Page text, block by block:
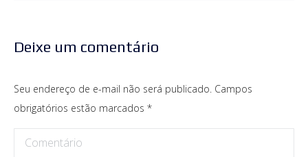
Deixe um comentário
Seu endereço de e-mail não será publicado. Campos
obrigatórios estão marcados *
Comentário